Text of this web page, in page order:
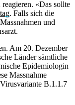
«Das sollte
. Falls sich die
und
Am 20. Dezember
Länder sämtliche
Epidemiologin
Massnahme
B.1.1.7